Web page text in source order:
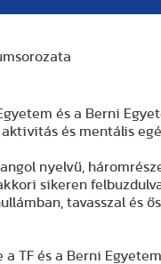
és a Berni
és mentális
nyelvű,
sikeren
tavasszal és
TF és a Berni